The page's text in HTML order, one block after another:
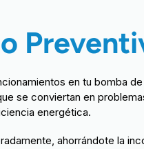
en tu bomba
se conviertan en
energética.
ahorrándote la